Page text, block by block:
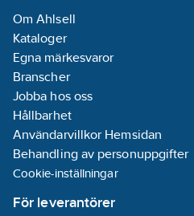
Om Ahlsell
Kataloger
Egna märkesvaror
Branscher
Jobba hos oss
Hållbarhet
Användarvillkor Hemsidan
Behandling av personuppgifter
Cookie-inställningar
För leverantörer